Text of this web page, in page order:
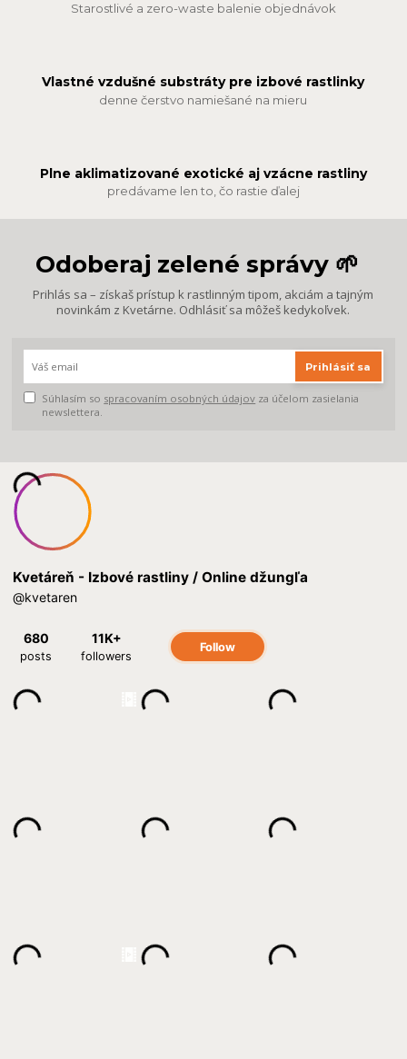
Starostlivé a zero-waste balenie objednávok
Vlastné vzdušné substráty pre izbové rastlinky
denne čerstvo namiešané na mieru
Plne aklimatizované exotické aj vzácne rastliny
predávame len to, čo rastie ďalej
Odoberaj zelené správy 🌱
Prihlás sa – získaš prístup k rastlinným tipom, akciám a tajným
novinkám z Kvetárne. Odhlásiť sa môžeš kedykoľvek.
Prihlásiť sa
Súhlasím so spracovaním osobných údajov za účelom zasielania
newslettera.